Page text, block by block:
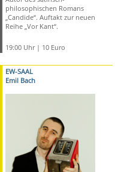
philosophischen Romans
„Candide“. Auftakt zur neuen
Reihe „Vor Kant“.
19:00 Uhr | 10 Euro
EW-SAAL
Emil Bach